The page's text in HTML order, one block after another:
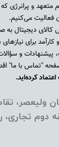
و پرانرژی که
فعالیت می‌کنیم.
کالای دیجیتال به
کارآمد برای
پیشنهادات و
"تماس با ما"
کرده‌اید.
ولیعصر،